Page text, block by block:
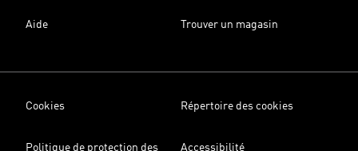
Aide Trouver un magasin
Cookies Répertoire des cookies
Politique de protection des Accessibilité